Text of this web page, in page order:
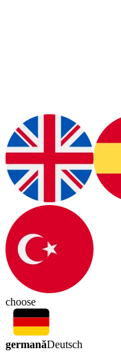
choose
germanăDeutsch